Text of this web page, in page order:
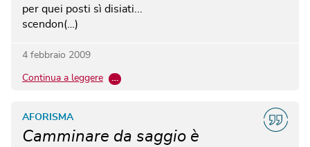
per quei posti sì disiati...
scendon(…)
4 febbraio 2009
Continua a leggere …
Camminare da saggio è
AFORISMA